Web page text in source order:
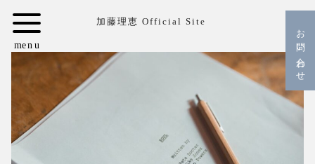
加藤理恵 Official Site
お問い合わせ